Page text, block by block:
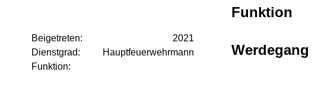
Beigetreten:
2021
Dienstgrad:
Hauptfeuerwehrmann
Funktion:
Funktion
Werdegang